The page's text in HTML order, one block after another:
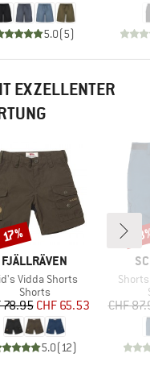
5.0(5)
EXZELLENTER
MARKE
FJÄLLRÄVEN
Vidda Shorts
Produktgruppe
Shorts
Preis
78.95reduzierter Preis
CHF 65.53
5.0(12)
17%
Artikel
CHF